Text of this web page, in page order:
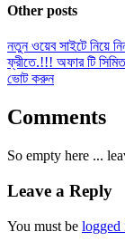
Other posts
নতুন ওয়েব সাইটে নিয়ে
ফ্রীতে.!!! অফার টি
ভোট করুন
Comments
So empty here ...
Leave a Reply
You must be logged